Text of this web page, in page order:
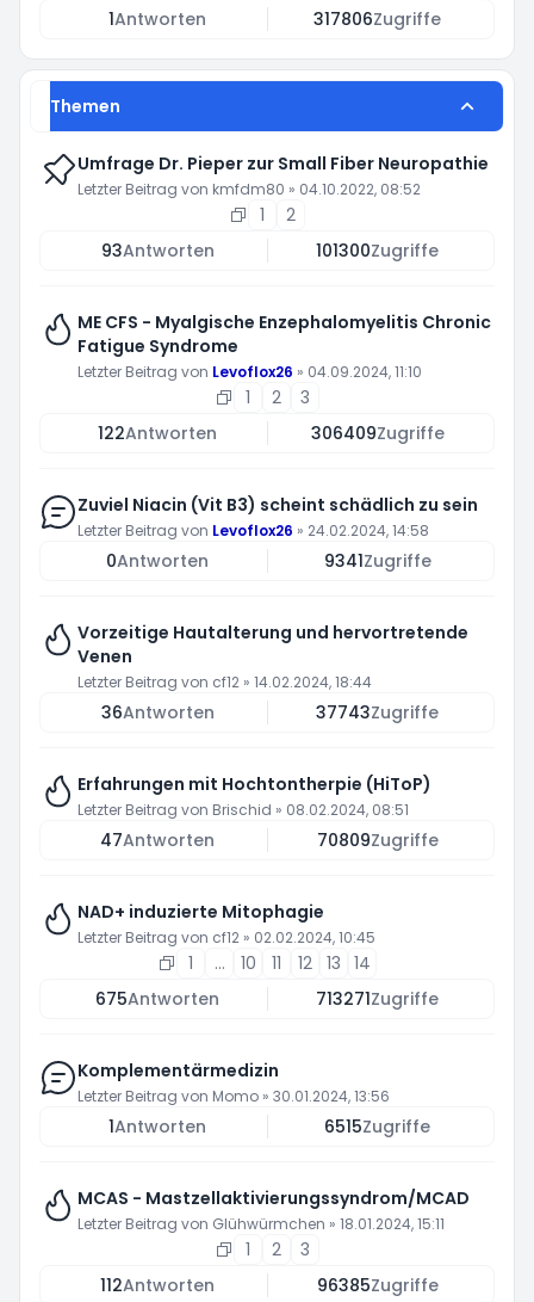
1Antworten 317806Zugriffe
Themen
Umfrage Dr. Pieper zur Small Fiber Neuropathie
Letzter Beitrag von kmfdm80 » 04.10.2022, 08:52
1
2
93Antworten 101300Zugriffe
ME CFS - Myalgische Enzephalomyelitis Chronic
Fatigue Syndrome
Letzter Beitrag von Levoflox26 » 04.09.2024, 11:10
1 2
3
122Antworten 306409Zugriffe
Zuviel Niacin (Vit B3) scheint schädlich zu sein
Letzter Beitrag von Levoflox26 » 24.02.2024, 14:58
0Antworten 9341Zugriffe
Vorzeitige Hautalterung und hervortretende
Venen
Letzter Beitrag von cf12 » 14.02.2024, 18:44
36Antworten 37743Zugriffe
Erfahrungen mit Hochtontherpie (HiToP)
Letzter Beitrag von Brischid » 08.02.2024, 08:51
47Antworten 70809Zugriffe
NAD+ induzierte Mitophagie
Letzter Beitrag von cf12 » 02.02.2024, 10:45
1 … 10 11 12 13 14
675Antworten 713271Zugriffe
Komplementärmedizin
Letzter Beitrag von Momo » 30.01.2024, 13:56
1Antworten 6515Zugriffe
MCAS - Mastzellaktivierungssyndrom/MCAD
Letzter Beitrag von Glühwürmchen » 18.01.2024, 15:11
1 2
3
112Antworten 96385Zugriffe